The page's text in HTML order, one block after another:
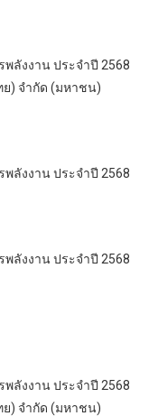
ลังงาน ประจำปี 2568
ย) จำกัด (มหาชน)
ลังงาน ประจำปี 2568
ลังงาน ประจำปี 2568
ลังงาน ประจำปี 2568
ย) จำกัด (มหาชน)